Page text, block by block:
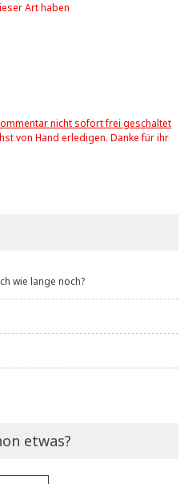
Art haben
nicht sofort frei geschaltet
von Hand erledigen. Danke für ihr
wie lange noch?
etwas?